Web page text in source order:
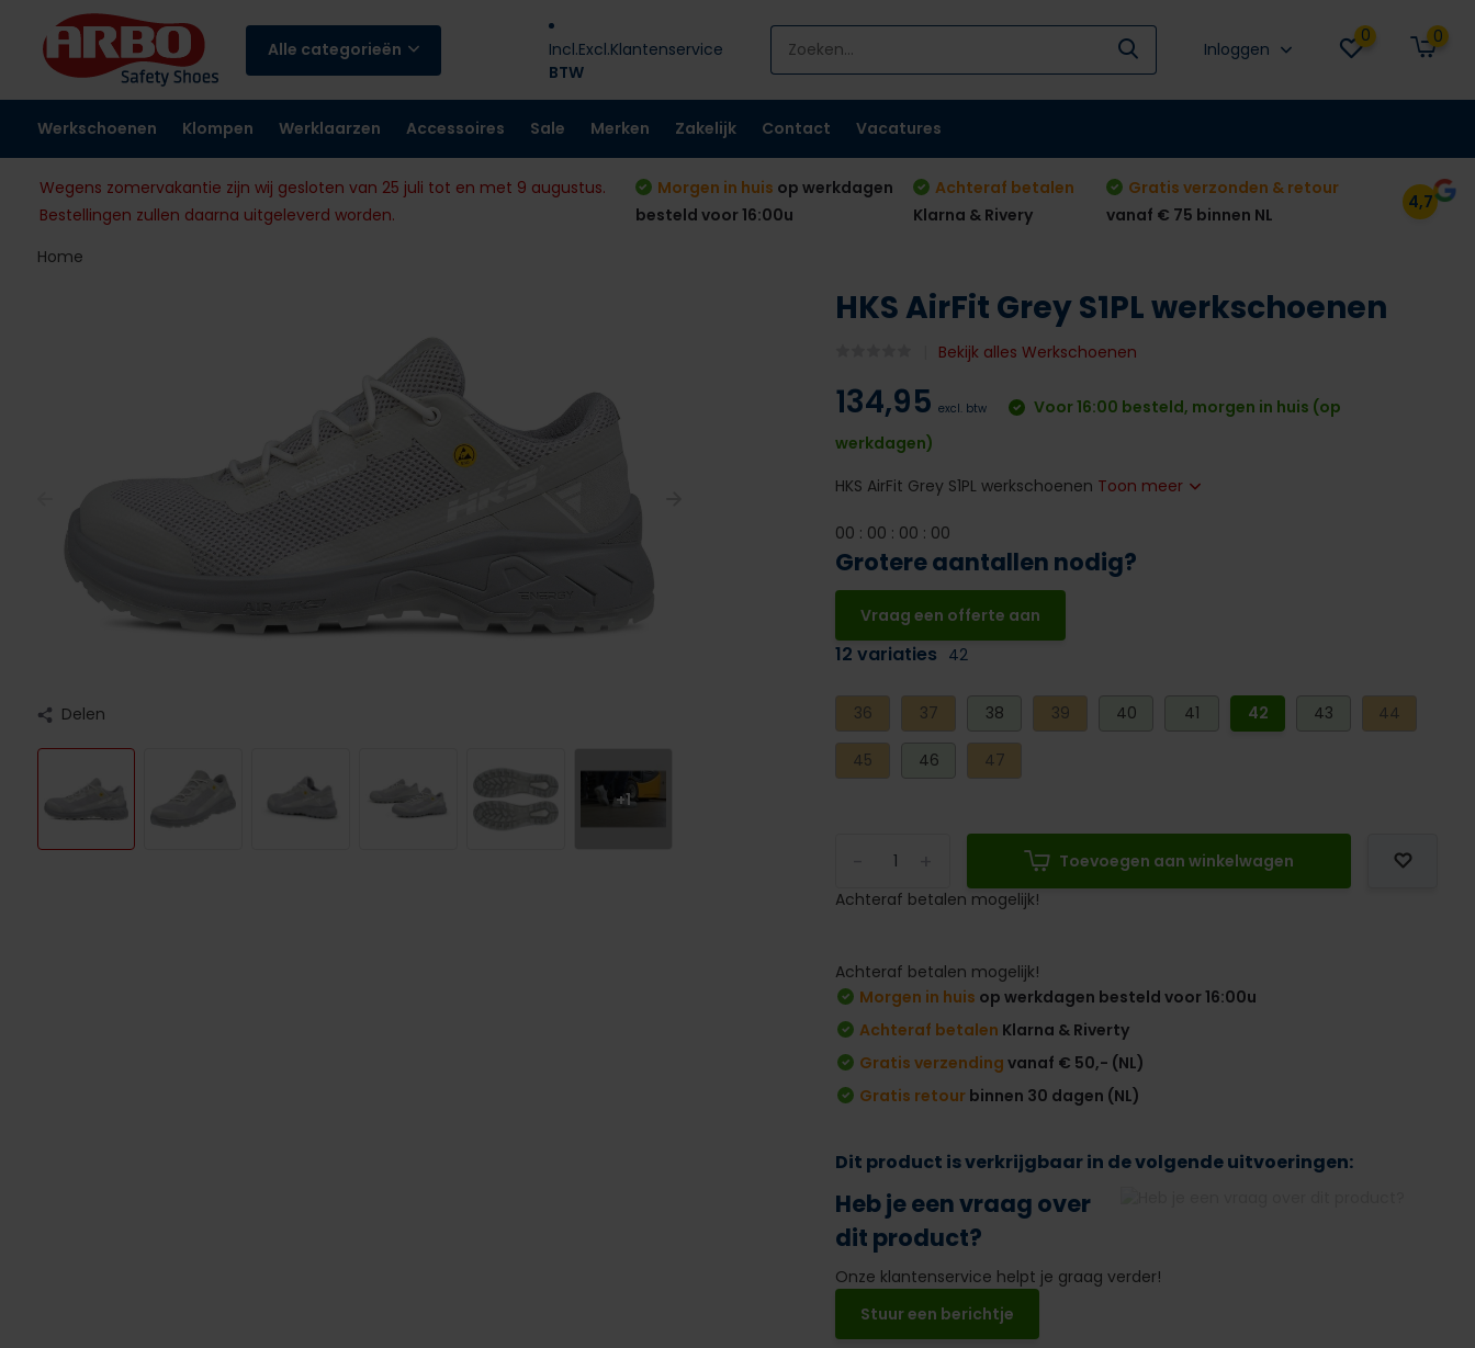
Alle categorieën Incl.Excl.
BTW
Klantenservice Inloggen
0 0
Werkschoenen Klompen Werklaarzen Accessoires Sale Merken Zakelijk Contact Vacatures
Wegens zomervakantie zijn wij gesloten van 25 juli tot en met 9 augustus.
Bestellingen zullen daarna uitgeleverd worden.
Morgen in huis op werkdagen
besteld voor 16:00u
Achteraf betalen
Klarna & Rivery
Gratis verzonden & retour
vanaf € 75 binnen NL
4,7
Home
Delen
+1
HKS AirFit Grey S1PL werkschoenen
Bekijk alles Werkschoenen
134,95 excl. btw
Voor 16:00 besteld, morgen in huis (op
werkdagen)
HKS AirFit Grey S1PL werkschoenen Toon meer
00 : 00 : 00 : 00
Grotere aantallen nodig?
Vraag een offerte aan
12 variaties 42
36 37 38 39 40 41 42 43 44
45 46 47
Toevoegen aan winkelwagen
Achteraf betalen mogelijk!
Achteraf betalen mogelijk!
Morgen in huis op werkdagen besteld voor 16:00u
Achteraf betalen Klarna & Riverty
Gratis verzending vanaf € 50,- (NL)
Gratis retour binnen 30 dagen (NL)
Dit product is verkrijgbaar in de volgende uitvoeringen:
Heb je een vraag over
dit product?
Onze klantenservice helpt je graag verder!
Stuur een berichtje